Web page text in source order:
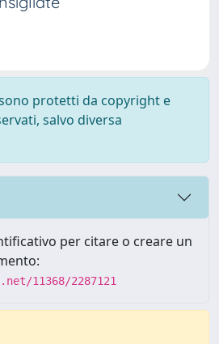
protetti da copyright e
salvo diversa
per citare o creare un
11368/2287121